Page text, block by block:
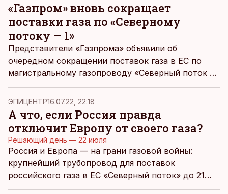
«Газпром» вновь сокращает
поставки газа по «Северному
потоку — 1»
Представители «Газпрома» объявили об
очередном сокращении поставок газа в ЕС по
магистральному газопроводу «Северный поток —
1», в качестве причины называются ремонтные
работы, передает BBC News.
ЭПИЦЕНТР16.07.22, 22:18
А что, если Россия правда
отключит Европу от своего газа?
Решающий день — 22 июля
Россия и Европа — на грани газовой войны:
крупнейший трубопровод для поставок
российского газа в ЕС «Северный поток» до 21
июля закрыт на техобслуживание, но европейские